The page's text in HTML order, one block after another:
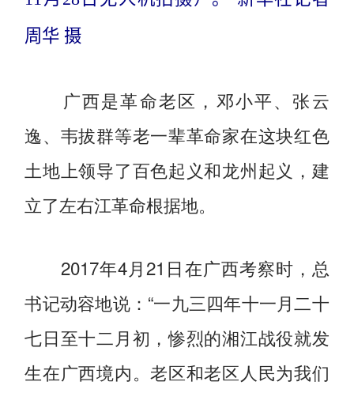
周华 摄
广西是革命老区，邓小平、张云
逸、韦拔群等老一辈革命家在这块红色
土地上领导了百色起义和龙州起义，建
立了左右江革命根据地。
2017年4月21日在广西考察时，总
书记动容地说：“一九三四年十一月二十
七日至十二月初，惨烈的湘江战役就发
生在广西境内。老区和老区人民为我们